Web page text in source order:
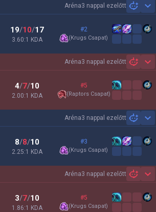
Aréna3 nappal ezelőtt
19/10/17
3.60:1 KDA
#2
(Krugs Csapat)
Aréna3 nappal ezelőtt
4/7/10
2.00:1 KDA
#5
(Raptors Csapat)
Aréna3 nappal ezelőtt
8/8/10
2.25:1 KDA
#3
(Krugs Csapat)
Aréna3 nappal ezelőtt
3/7/10
1.86:1 KDA
#5
(Krugs Csapat)